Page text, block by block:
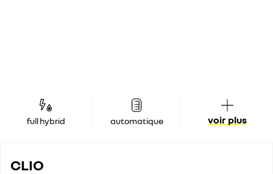
full hybrid automatique voir plus
CLIO